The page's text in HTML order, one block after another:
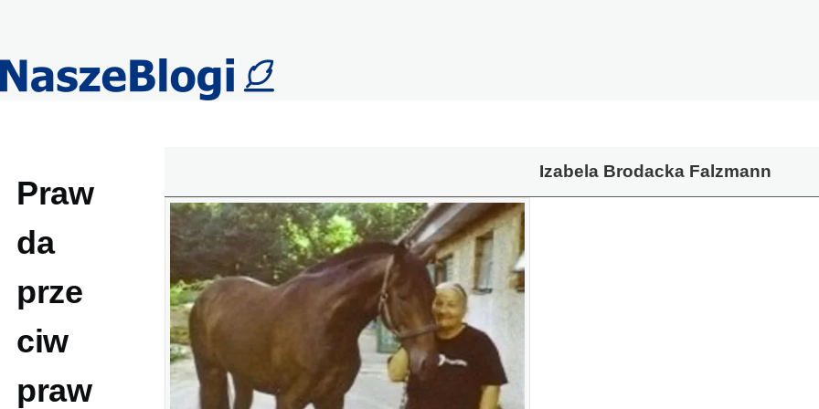
Praw
da
prze
ciw
praw
Izabela Brodacka Falzmann